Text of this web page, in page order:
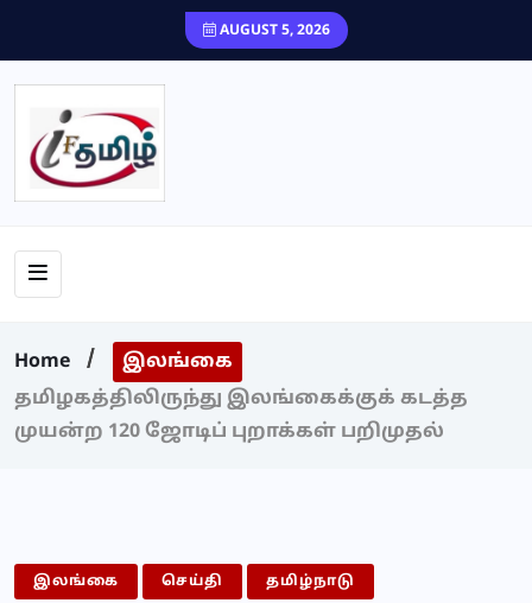
AUGUST 5, 2026
Home
இலங்கை
தமிழகத்திலிருந்து இலங்கைக்குக் கடத்த
முயன்ற 120 ஜோடிப் புறாக்கள் பறிமுதல்
இலங்கை செய்தி தமிழ்நாடு